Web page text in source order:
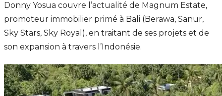
Donny Yosua couvre l’actualité de Magnum Estate,
promoteur immobilier primé à Bali (Berawa, Sanur,
Sky Stars, Sky Royal), en traitant de ses projets et de
son expansion à travers l’Indonésie.